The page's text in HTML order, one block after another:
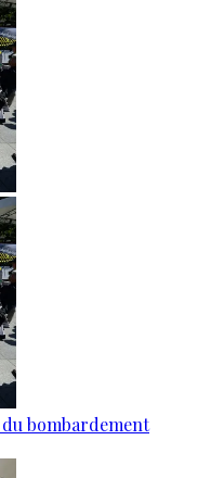
bombardement